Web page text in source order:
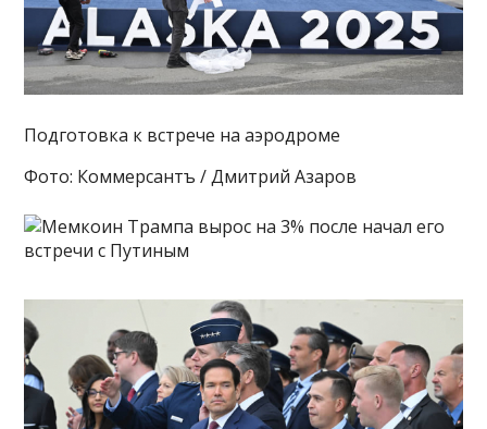
Подготовка к встрече на аэродроме
Фото: Коммерсантъ / Дмитрий Азаров